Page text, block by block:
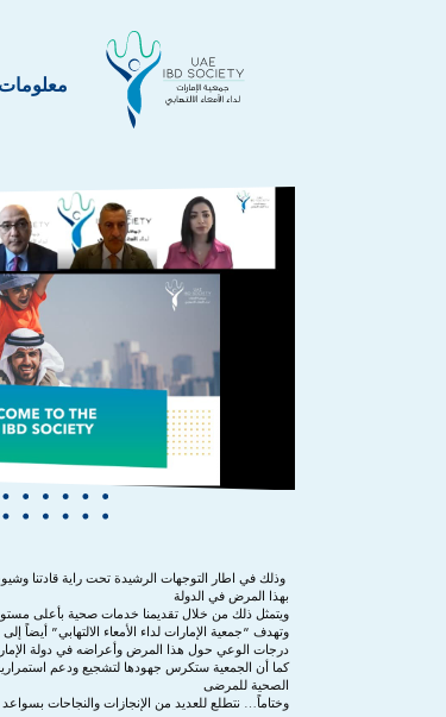
وذلك في اطار التوجهات الرشيدة تحت راية قادتنا
بهذا المرض في الدولة
ويتمثل ذلك من خلال تقديمنا خدمات صحية بأعلى
وتهدف “جمعية الإمارات لداء الأمعاء الالتهابي”
درجات الوعي حول هذا المرض وأعراضه في دولة
كما أن الجمعية ستكرس جهودها لتشجيع ودعم
الصحية للمرضى
وختاماً… نتطلع للعديد من الإنجازات والنجاحات